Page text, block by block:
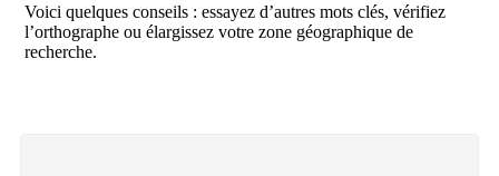
Voici quelques conseils : essayez d’autres mots clés, vérifiez
l’orthographe ou élargissez votre zone géographique de
recherche.